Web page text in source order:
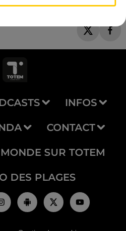
INFOS
CONTACT
SUR TOTEM
DES PLAGES